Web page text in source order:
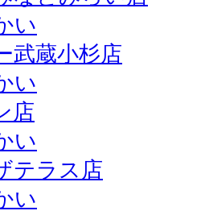
い
武蔵小杉店
い
店
い
テラス店
い